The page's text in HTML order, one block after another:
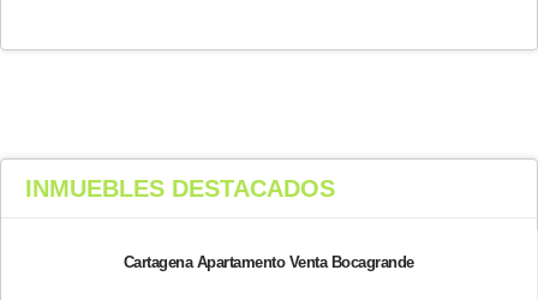
INMUEBLES DESTACADOS
Cartagena Apartamento Venta Bocagrande